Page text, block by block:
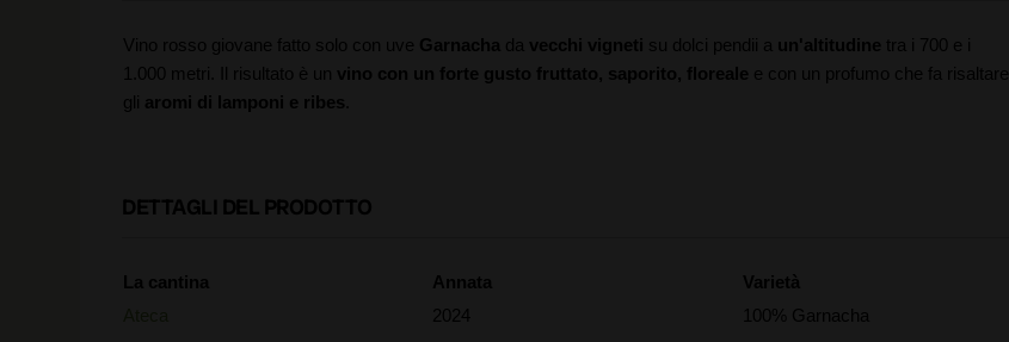
Vino rosso giovane fatto solo con uve Garnacha da vecchi vigneti su dolci pendii a un'altitudine tra i 700 e i
1.000 metri. Il risultato è un vino con un forte gusto fruttato, saporito, floreale e con un profumo che fa risaltare
gli aromi di lamponi e ribes
DETTAGLI DEL PRODOTTO
La cantina
Annata
2024
Varietà
100% Garnacha